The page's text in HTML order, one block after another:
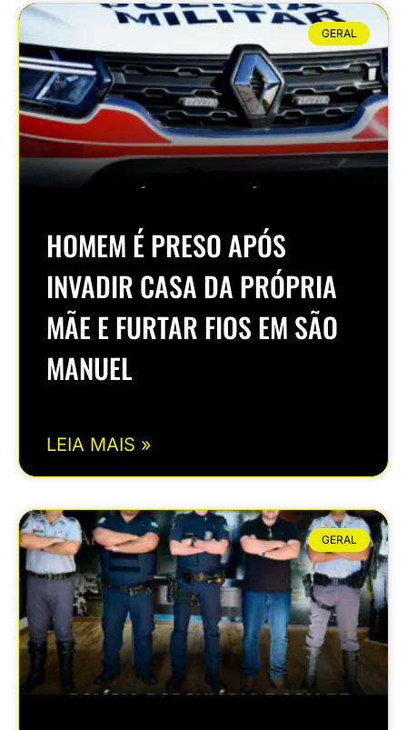
GERAL
HOMEM É PRESO APÓS
INVADIR CASA DA PRÓPRIA
MÃE E FURTAR FIOS EM SÃO
MANUEL
LEIA MAIS »
GERAL